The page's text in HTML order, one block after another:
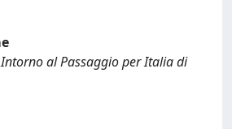
al Passaggio per Italia di